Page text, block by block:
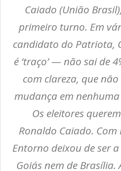
Caiado (União
primeiro turno. Em
candidato do Patriota,
é ‘traço’ — não sai de
com clareza, que
mudança em
Os eleitores
Ronaldo Caiado.
Entorno deixou de ser
Goiás nem de